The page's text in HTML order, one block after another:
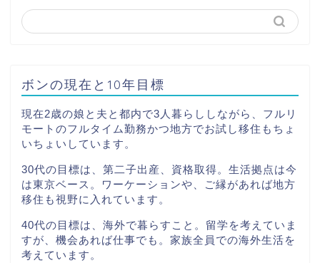
ボンの現在と10年目標
現在2歳の娘と夫と都内で3人暮らししながら、フルリ
モートのフルタイム勤務かつ地方でお試し移住もちょ
いちょいしています。
30代の目標は、第二子出産、資格取得。生活拠点は今
は東京ベース。ワーケーションや、ご縁があれば地方
移住も視野に入れています。
40代の目標は、海外で暮らすこと。留学を考えていま
すが、機会あれば仕事でも。家族全員での海外生活を
考えています。